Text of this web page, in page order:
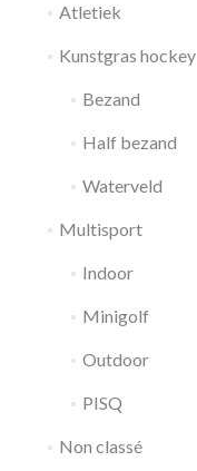
Atletiek
Kunstgras hockey
Bezand
Half bezand
Waterveld
Multisport
Indoor
Minigolf
Outdoor
PISQ
Non classé